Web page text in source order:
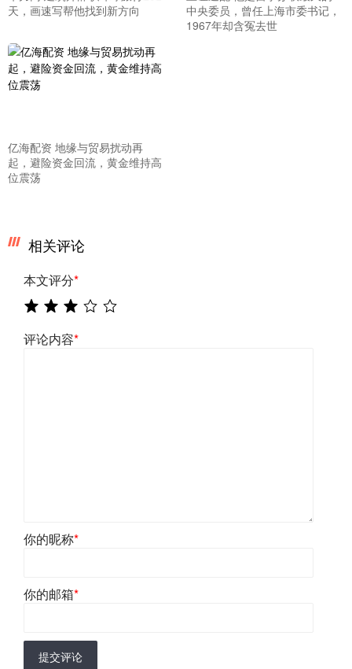
天，画速写帮他找到新方向
中央委员，曾任上海市委书记，
1967年却含冤去世
亿海配资 地缘与贸易扰动再
起，避险资金回流，黄金维持高
位震荡
相关评论
本文评分*
评论内容*
你的昵称*
你的邮箱*
提交评论